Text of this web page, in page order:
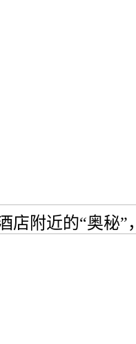
店附近的“奥秘”，